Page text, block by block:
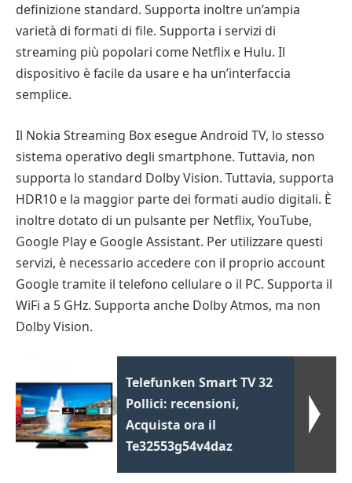
definizione standard. Supporta inoltre un’ampia
varietà di formati di file. Supporta i servizi di
streaming più popolari come Netflix e Hulu. Il
dispositivo è facile da usare e ha un’interfaccia
semplice.
Il Nokia Streaming Box esegue Android TV, lo stesso
sistema operativo degli smartphone. Tuttavia, non
supporta lo standard Dolby Vision. Tuttavia, supporta
HDR10 e la maggior parte dei formati audio digitali. È
inoltre dotato di un pulsante per Netflix, YouTube,
Google Play e Google Assistant. Per utilizzare questi
servizi, è necessario accedere con il proprio account
Google tramite il telefono cellulare o il PC. Supporta il
WiFi a 5 GHz. Supporta anche Dolby Atmos, ma non
Dolby Vision.
Telefunken Smart TV 32
Pollici: recensioni,
Acquista ora il
Te32553g54v4daz